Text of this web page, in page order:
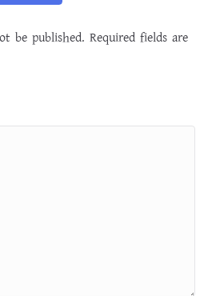
be published. Required fields are